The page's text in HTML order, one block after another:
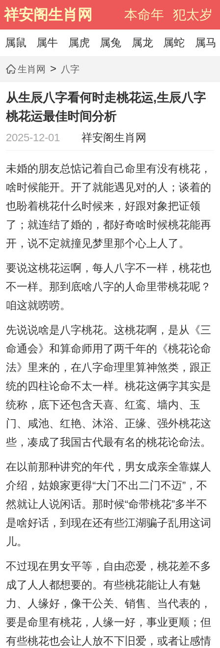
祥安阁生肖网 本命年 犯太岁
属鼠 属牛 属虎 属兔 属龙 属蛇 属马
生肖网 > 八字
从生辰八字看何时走桃花运,生辰八字
桃花运最佳时间分析
2025-12-01 祥安阁生肖网
未婚的朋友总惦记着自己命里有没有桃花，
啥时候能开。开了就能遇见对的人；谈着的
也盼着桃花什么时候来，好跟对象把证领
了；就连结了婚的，都好奇啥时候桃花能再
开，说不定就撞见梦里那个心上人了。
要说这桃花运啊，每人八字不一样，桃花也
不一样。那到底啥八字的人命里带桃花呢？
咱这就唠唠。
先说说啥是八字桃花。这桃花啊，是从《三
命通会》和算命师用了两千年的《桃花论命
法》里来的，在八字命理里算神煞类，跟正
统的四柱论命不太一样。桃花这俩字其实是
统称，底下还包含天喜、红鸾、墙内、玉
门、咸池、红艳、沐浴、正缘、强外桃花这
些，凑成了我国古代最有名的桃花论命法。
在以前那种讲究的年代，男女成亲全靠媒人
介绍，姑娘家更得“大门不出二门不迈”，不
然就让人说闲话。那时候“命带桃花”多半不
是啥好话，到现在还有些江湖骗子乱用这词
儿。
不过现在男女平等，自由恋爱，桃花差不多
成了人人都想要的。有些桃花能让人有魅
力、人缘好，像干公关、销售、当代表的，
要是命里有桃花，人缘一好，事业更顺；但
有些桃花也会让人放不下旧爱，或者让感情